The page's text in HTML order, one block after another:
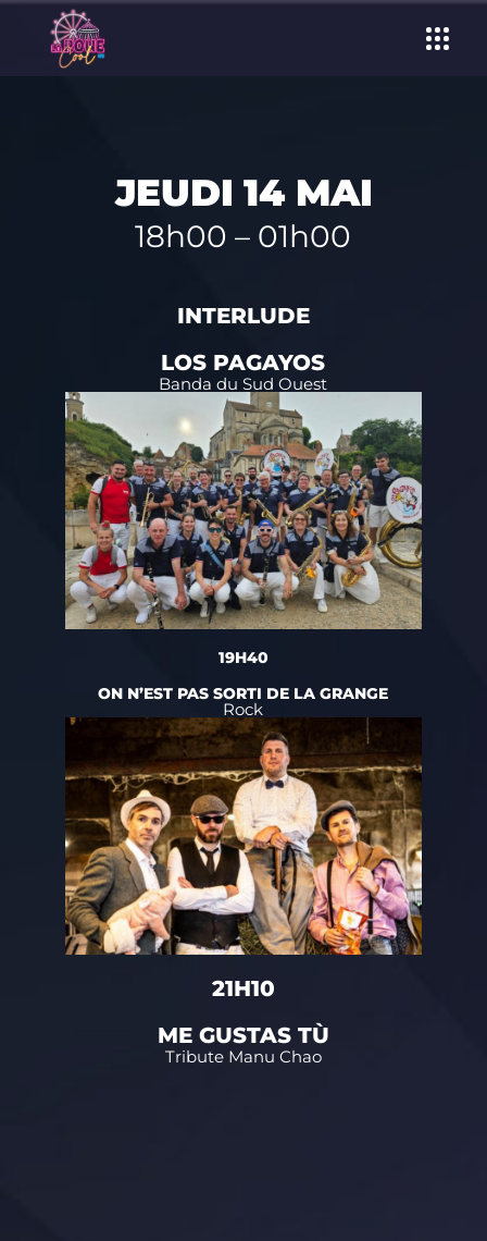
JEUDI 14 MAI
18h00 – 01h00
INTERLUDE
LOS PAGAYOS
Banda du Sud Ouest
19H40
ON N’EST PAS SORTI DE LA GRANGE
Rock
21H10
ME GUSTAS TÙ
Tribute Manu Chao